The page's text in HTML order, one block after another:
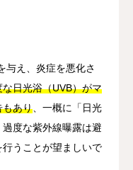
与え、炎症を悪化さ
な日光浴（UVB）がマ
もあり、一概に「日光
度な紫外線曝露は避
うことが望ましいで